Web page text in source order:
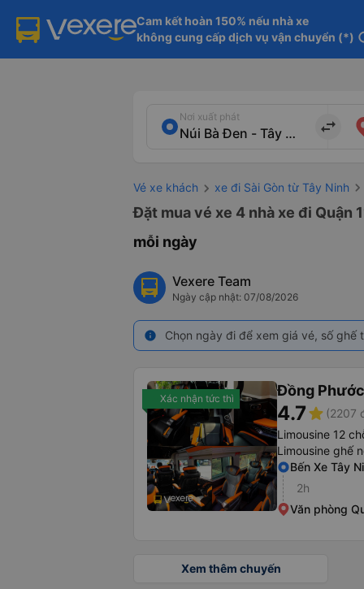
Cam kết hoàn 150% nếu nhà xe
không cung cấp dịch vụ vận chuyển (*)
Nơi xuất phát
import_export
Vé xe khách xe đi Sài Gòn từ Tây Ninh
Đặt mua vé xe 4 nhà xe đi Quận
mỗi ngày
Vexere Team
Ngày cập nhật: 07/08/2026
info Chọn ngày đi để xem giá vé, số
Xác nhận tức thì Đồng Phước
4.7star (2207
Limousine 12
Limousine ghế
Bến Xe Tây
2h
Văn phòng
Xem thêm chuyến